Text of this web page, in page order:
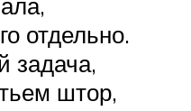
отдельно.
задача,
штор,